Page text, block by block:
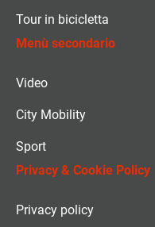
Tour in bicicletta
Menù secondario
Video
City Mobility
Sport
Privacy & Cookie Policy
Privacy policy